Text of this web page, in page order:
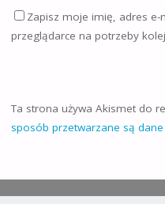
Zapisz moje imię, adres e-
przeglądarce na potrzeby
Ta strona używa Akismet do
sposób przetwarzane są